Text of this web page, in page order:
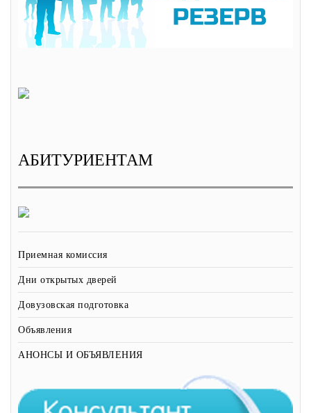
АБИТУРИЕНТАМ
Приемная комиссия
Дни открытых дверей
Довузовская подготовка
Объявления
АНОНСЫ И ОБЪЯВЛЕНИЯ